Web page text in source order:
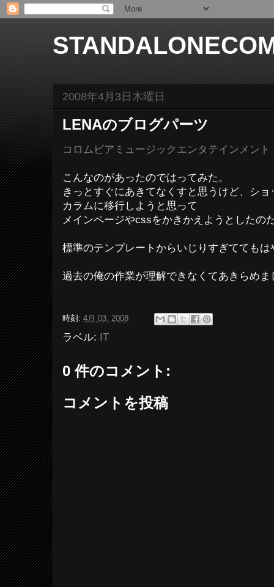
2008年4月3日木曜日
LENAのブログパーツ
コロムビアミュージックエンタテインメント
こんなのがあったのではってみた。
きっとすぐにあきてなくすと思うけど、シ
カラムに移行しようと思って
メインページやcssをかきかえようとしたの
標準のテンプレートからいじりすぎてても
過去の俺の作業が理解できなくてあきらめま
時刻: 4月 03, 2008
ラベル: IT
0 件のコメント:
コメントを投稿